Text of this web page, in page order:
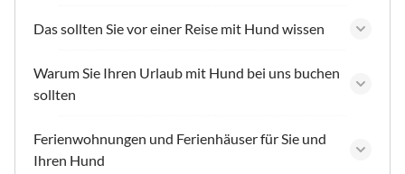
Das sollten Sie vor einer Reise mit Hund wissen
Warum Sie Ihren Urlaub mit Hund bei uns buchen
sollten
Ferienwohnungen und Ferienhäuser für Sie und
Ihren Hund